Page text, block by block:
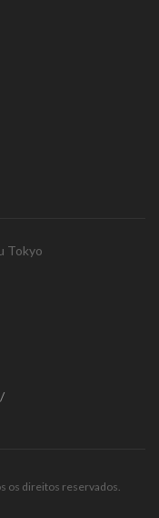
Tokyo
os direitos reservados.